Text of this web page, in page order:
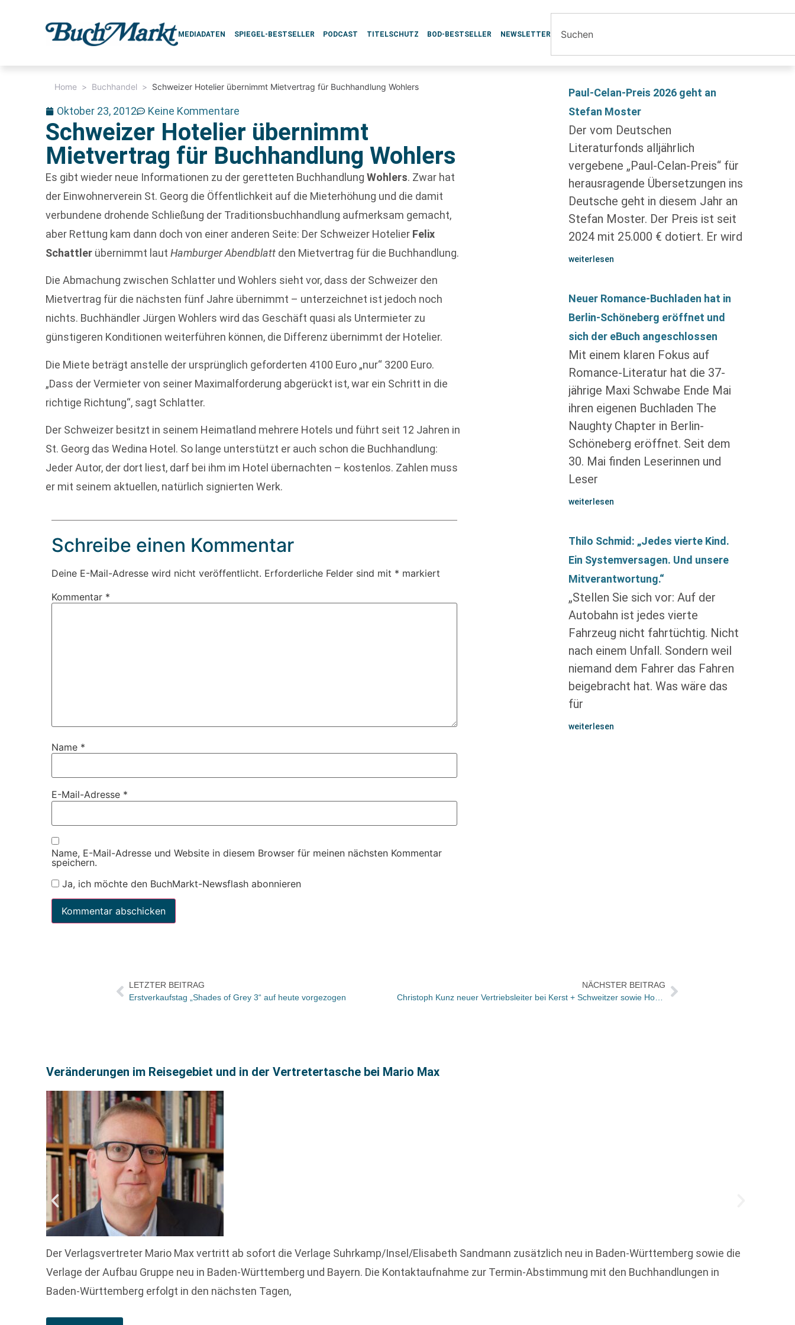
MEDIADATEN SPIEGEL-BESTSELLER PODCAST TITELSCHUTZ BOD-BESTSELLER NEWSLETTER
Home > Buchhandel > Schweizer Hotelier übernimmt Mietvertrag für Buchhandlung Wohlers
Oktober 23, 2012 Keine Kommentare
Schweizer Hotelier übernimmt
Mietvertrag für Buchhandlung Wohlers
Es gibt wieder neue Informationen zu der geretteten BuchhandlungWohlers. Zwar hat
der Einwohnerverein St. Georg die Öffentlichkeit auf die Mieterhöhung und die damit
verbundene drohende Schließung der Traditionsbuchhandlung aufmerksam gemacht,
aber Rettung kam dann doch von einer anderen Seite: Der Schweizer Hotelier Felix
Schattler übernimmt lautHamburger Abendblatt den Mietvertrag für die Buchhandlung.
Die Abmachung zwischen Schlatter und Wohlers sieht vor, dass der Schweizer den
Mietvertrag für die nächsten fünf Jahre übernimmt – unterzeichnet ist jedoch noch
nichts. Buchhändler Jürgen Wohlers wird das Geschäft quasi als Untermieter zu
günstigeren Konditionen weiterführen können, die Differenz übernimmt der Hotelier.
Die Miete beträgt anstelle der ursprünglich geforderten 4100 Euro „nur“ 3200 Euro.
„Dass der Vermieter von seiner Maximalforderung abgerückt ist, war ein Schritt in die
richtige Richtung“, sagt Schlatter.
Der Schweizer besitzt in seinem Heimatland mehrere Hotels und führt seit 12 Jahren in
St. Georg das Wedina Hotel. So lange unterstützt er auch schon die Buchhandlung:
Jeder Autor, der dort liest, darf bei ihm im Hotel übernachten – kostenlos. Zahlen muss
er mit seinem aktuellen, natürlich signierten Werk.
Schreibe einen Kommentar
Deine E-Mail-Adresse wird nicht veröffentlicht. Erforderliche Felder sind mit * markiert
Kommentar *
Name *
E-Mail-Adresse *
Name, E-Mail-Adresse und Website in diesem Browser für meinen nächsten Kommentar
speichern.
Ja, ich möchte den BuchMarkt-Newsflash abonnieren
Paul-Celan-Preis 2026 geht an
Stefan Moster
Der vom Deutschen
Literaturfonds alljährlich
vergebene „Paul-Celan-Preis“ für
herausragende Übersetzungen ins
Deutsche geht in diesem Jahr an
Stefan Moster. Der Preis ist seit
2024 mit 25.000 € dotiert. Er wird
weiterlesen
Neuer Romance-Buchladen hat in
Berlin-Schöneberg eröffnet und
sich der eBuch angeschlossen
Mit einem klaren Fokus auf
Romance-Literatur hat die 37-
jährige Maxi Schwabe Ende Mai
ihren eigenen Buchladen The
Naughty Chapter in Berlin-
Schöneberg eröffnet. Seit dem
30. Mai finden Leserinnen und
Leser
weiterlesen
Thilo Schmid: „Jedes vierte Kind.
Ein Systemversagen. Und unsere
Mitverantwortung.“
„Stellen Sie sich vor: Auf der
Autobahn ist jedes vierte
Fahrzeug nicht fahrtüchtig. Nicht
nach einem Unfall. Sondern weil
niemand dem Fahrer das Fahren
beigebracht hat. Was wäre das
für
weiterlesen
LETZTER BEITRAG
Erstverkaufstag „Shades of Grey 3“ auf heute vorgezogen
NÄCHSTER BEITRAG
Christoph Kunz neuer Vertriebsleiter bei Kerst + Schweitzer sowie Hoser + Mende / Werner Müller wird Programmleiter Corporate
Veränderungen im Reisegebiet und in der Vertretertasche bei Mario Max
Der Verlagsvertreter Mario Max vertritt ab sofort die Verlage Suhrkamp/Insel/Elisabeth Sandmann zusätzlich neu in Baden-Württemberg sowie die
Verlage der Aufbau Gruppe neu in Baden-Württemberg und Bayern. Die Kontaktaufnahme zur Termin-Abstimmung mit den Buchhandlungen in
Baden-Württemberg erfolgt in den nächsten Tagen,